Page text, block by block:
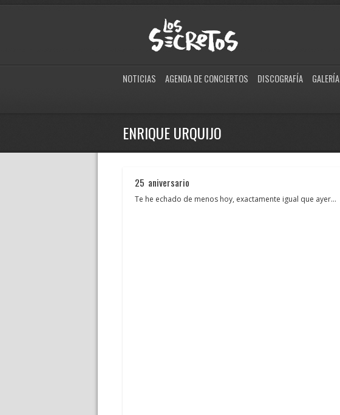
NOTICIAS AGENDA DE CONCIERTOS DISCOGRAFÍA GALERÍA
ENRIQUE URQUIJO
25 aniversario
Te he echado de menos hoy, exactamente igual que ayer…